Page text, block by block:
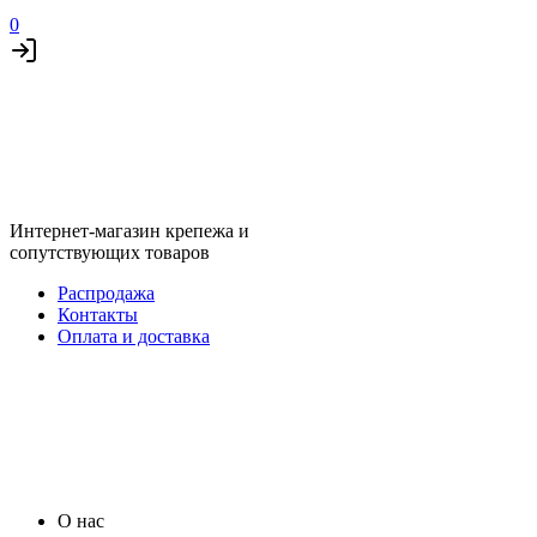
0
Интернет-магазин крепежа и
сопутствующих товаров
Распродажа
Контакты
Оплата и доставка
О нас